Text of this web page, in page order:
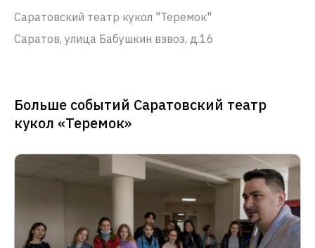
Саратовский театр кукол "Теремок"
Саратов, улица Бабушкин взвоз, д.16
Больше событий Саратовский театр
кукол «Теремок»